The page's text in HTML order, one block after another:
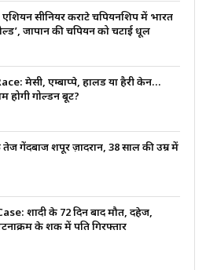
सीनियर कराटे चैंपियनशिप में भारत
जापान की चैंपियन को चटाई धूल
मेसी, एम्बाप्पे, हालैंड या हैरी केन…
होगी गोल्डन बूट?
गेंदबाज शपूर ज़ादरान, 38 साल की उम्र में
शादी के 72 दिन बाद मौत, दहेज,
के शक में पति गिरफ्तार